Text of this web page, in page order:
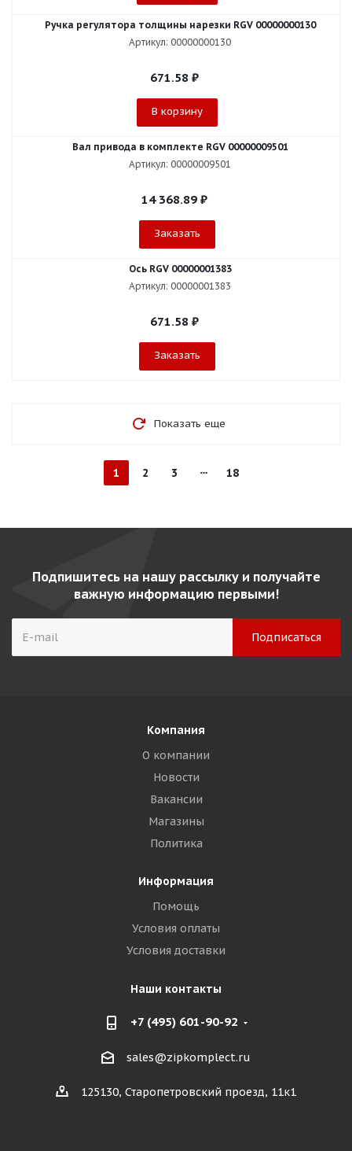
Ручка регулятора толщины нарезки RGV 00000000130
Артикул: 00000000130
671.58₽
В корзину
Вал привода в комплекте RGV 00000009501
Артикул: 00000009501
14 368.89₽
Заказать
Ось RGV 00000001383
Артикул: 00000001383
671.58₽
Заказать
Показать еще
1 2 3 18
Подпишитесь на нашу рассылку и получайте
важную информацию первыми!
Компания
О компании
Новости
Вакансии
Магазины
Политика
Информация
Помощь
Условия оплаты
Условия доставки
Наши контакты
+7 (495) 601-90-92
sales@zipkomplect.ru
125130, Старопетровский проезд, 11к1